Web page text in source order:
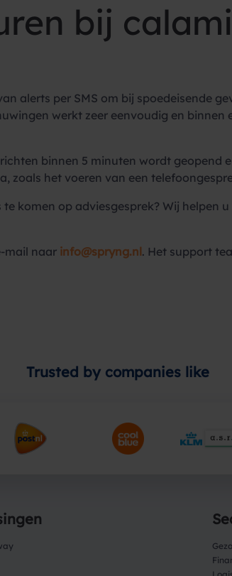
bij
alerts per SMS om bij spoedeisende
werkt zeer eenvoudig en binnen
binnen 5 minuten wordt geopend
zoals het voeren van een
komen op adviesgesprek? Wij helpen
mail naar info@spryng.nl . Het support
Trusted by companies like